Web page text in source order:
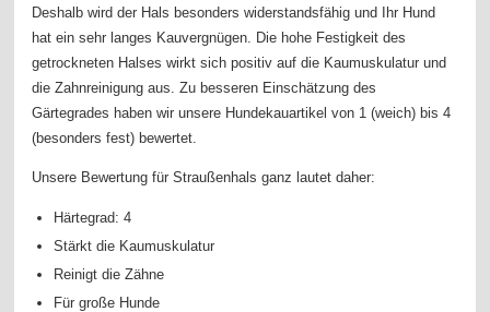
Deshalb wird der Hals besonders widerstandsfähig und Ihr Hund
hat ein sehr langes Kauvergnügen. Die hohe Festigkeit des
getrockneten Halses wirkt sich positiv auf die Kaumuskulatur und
die Zahnreinigung aus. Zu besseren Einschätzung des
Gärtegrades haben wir unsere Hundekauartikel von 1 (weich) bis 4
(besonders fest) bewertet.
Unsere Bewertung für Straußenhals ganz lautet daher:
Härtegrad: 4
Stärkt die Kaumuskulatur
Reinigt die Zähne
Für große Hunde